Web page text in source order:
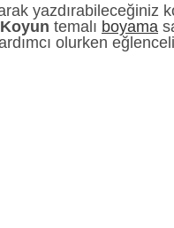
yazdırabileceğiniz
Koyun temalı boyama
olurken